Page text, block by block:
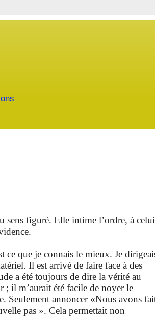
sens figuré. Elle intime l’ordre, à celui
ce que je connais le mieux. Je
Il est arrivé de faire face à des
a été toujours de dire la vérité au
; il m’aurait été facile de noyer le
Seulement annoncer «Nous avons
pas ». Cela permettait non